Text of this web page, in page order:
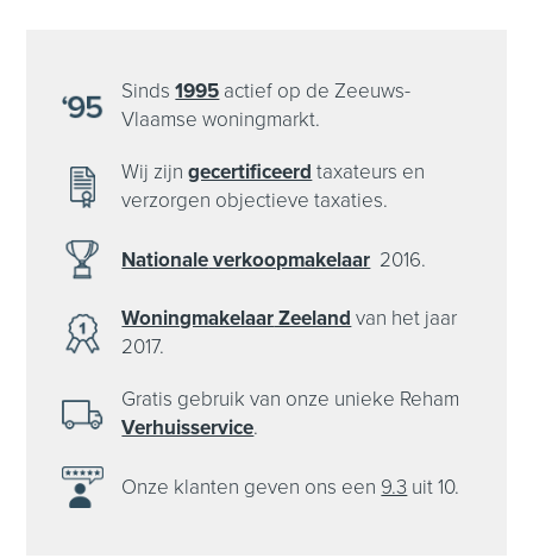
Sinds1995 actief op de Zeeuws-
Vlaamse woningmarkt.
Wij zijngecertificeerd taxateurs en
verzorgen objectieve taxaties.
Nationaleverkoopmakelaar 2016.
WoningmakelaarZeeland van het jaar
2017.
Gratis gebruik van onze unieke Reham
Verhuisservice.
Onze klanten geven ons een 9.3 uit 10.